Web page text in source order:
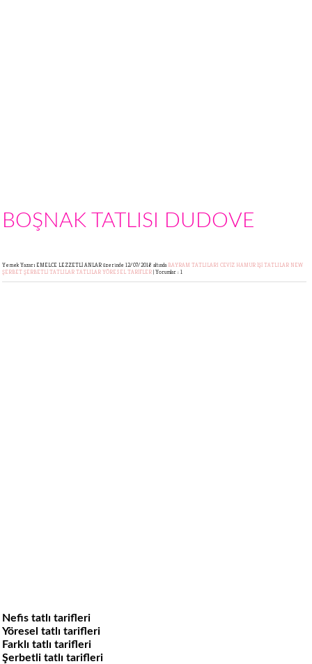
BOŞNAK TATLISI DUDOVE
Yemek Yazarı EMELCE LEZZETLİ ANLARüzerinde 12/07/2018 altında BAYRAM TATLILARI CEVİZ HAMUR İŞİ TATLILAR NEW
ŞERBET ŞERBETLİ TATLILAR TATLILAR YÖRESEL TARİFLER | Yorumlar : 1
Nefis tatlı tarifleri
Yöresel tatlı tarifleri
Farklı tatlı tarifleri
Şerbetli tatlı tarifleri